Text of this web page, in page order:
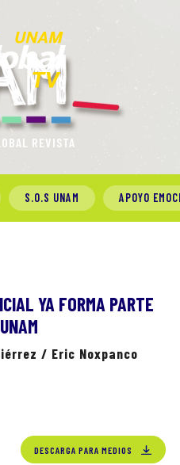
REVISTA
S.O.S UNAM APOYO
YA FORMA PARTE
/ Eric Noxpanco
DESCARGA PARA MEDIOS